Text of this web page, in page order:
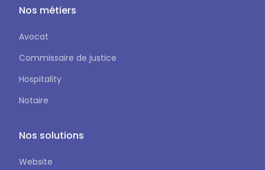
Nos métiers
Avocat
Commissaire de justice
Hospitality
Notaire
Nos solutions
Website